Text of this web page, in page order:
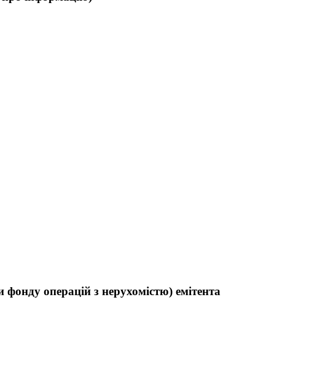
операцій з нерухомістю) емітента